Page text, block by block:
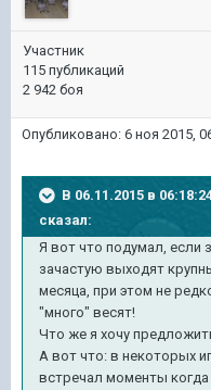
Участник
115 публикаций
2 942 боя
Опубликовано: 6 ноя 2015,
В 06.11.2015 в
сказал:
Я вот что подумал, если
зачастую выходят
месяца, при этом не
"много" весят!
Что же я хочу
А вот что: в некоторых
встречал моменты